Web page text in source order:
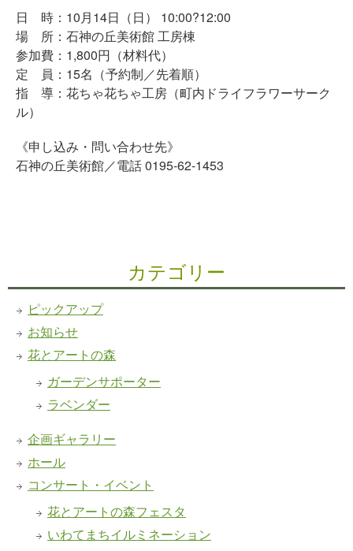
日 時：10月14日（日） 10:00?12:00
場 所：石神の丘美術館 工房棟
参加費：1,800円（材料代）
定 員：15名（予約制／先着順）
指 導：花ちゃ花ちゃ工房（町内ドライフラワーサーク
ル）
《申し込み・問い合わせ先》
石神の丘美術館／電話 0195-62-1453
カテゴリー
ピックアップ
お知らせ
花とアートの森
ガーデンサポーター
ラベンダー
企画ギャラリー
ホール
コンサート・イベント
花とアートの森フェスタ
いわてまちイルミネーション